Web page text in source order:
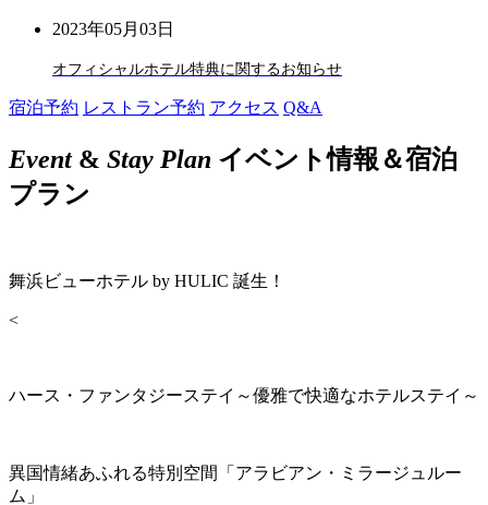
2023年05月03日
オフィシャルホテル特典に関するお知らせ
宿泊予約 レストラン予約 アクセス Q&A
Event& Stay Plan イベント情報＆宿泊
プラン
舞浜ビューホテル by HULIC 誕生！
<
ハース・ファンタジーステイ～優雅で快適なホテルステイ～
異国情緒あふれる特別空間「アラビアン・ミラージュルー
ム」